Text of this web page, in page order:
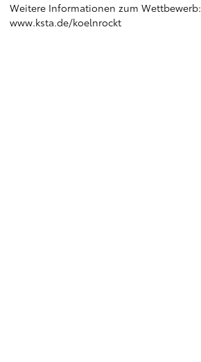
Weitere Informationen zum Wettbewerb:
www.ksta.de/koelnrockt